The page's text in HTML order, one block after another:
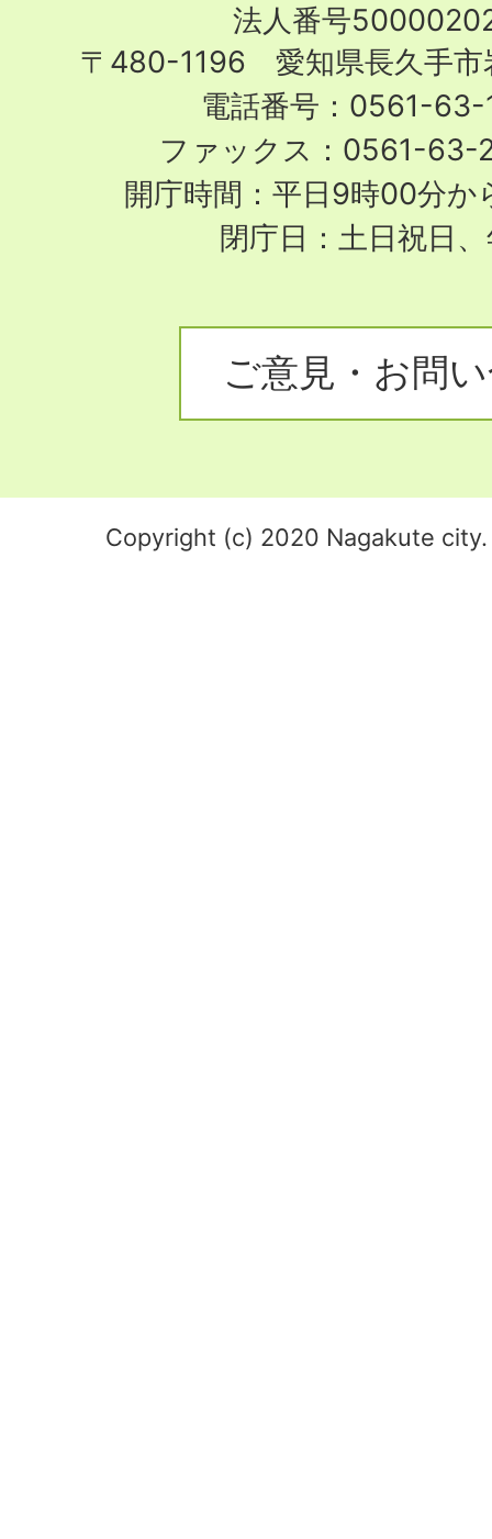
City
法人番号
〒480-1196 愛知県長久手市
電話番号：0561-63-
ファックス：0561-63-
開庁時間：平日9時00分か
閉庁日：土日祝日
ご意見・お問
Copyright (c) 2020 Nagakute